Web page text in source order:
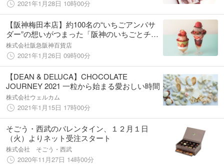
2021年1月28日 10時00分
【阪神梅田本店】約100名の“いちごアンバサ
ダー”の想いがつまった「阪神のいちごとチョ
コフェス2021」
株式会社阪急阪神百貨店
2021年1月26日 09時00分
【DEAN & DELUCA】CHOCOLATE
JOURNEY 2021 一粒から始まる愛おしい時間
株式会社ウェルカム
2021年1月15日 17時00分
そごう・西武のバレンタイン、１２月１日
（火）よりネット受注スタート
株式会社 そごう・西武
2020年11月27日 14時00分